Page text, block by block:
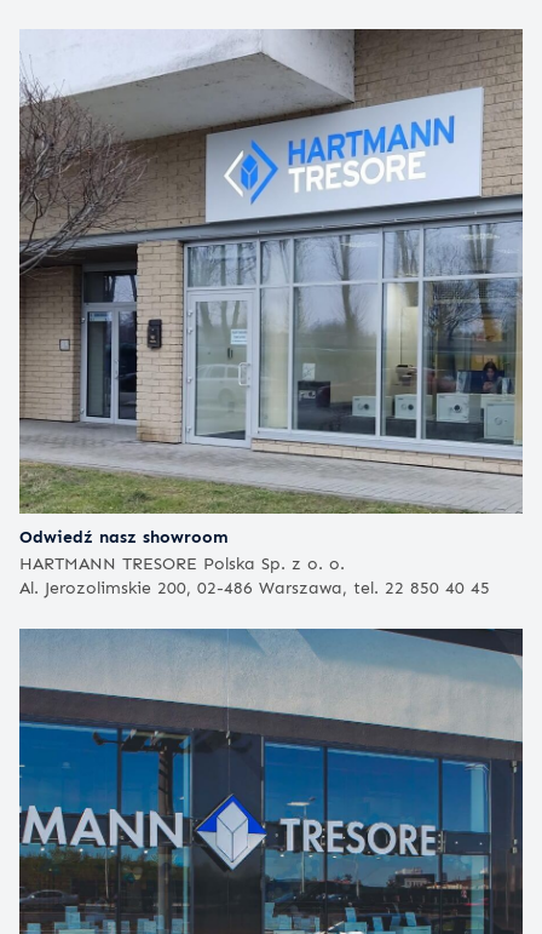
Odwiedź nasz showroom
HARTMANN TRESORE Polska Sp. z o. o.
Al. Jerozolimskie 200, 02-486 Warszawa, tel. 22 850 40 45